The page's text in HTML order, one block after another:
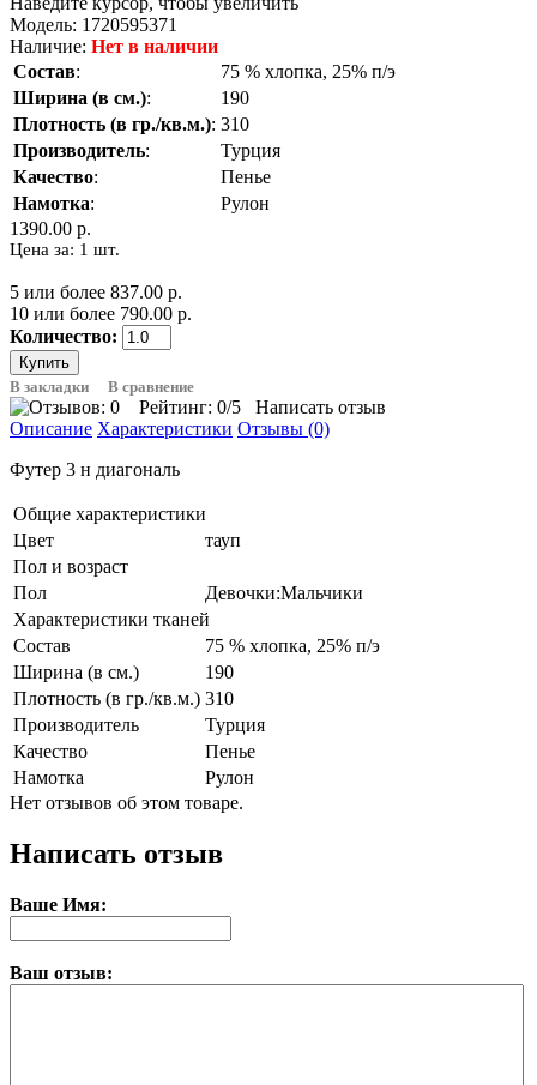
Модель: 1720595371
Наличие: Нет в наличии
Состав:
75 % хлопка, 25% п/э
Ширина (в см.):
190
Плотность (в гр./кв.м.): 310
Производитель:
Турция
Качество:
Пенье
Намотка:
Рулон
1390.00 р.
Цена за: 1 шт.
5 или более 837.00 р.
10 или более 790.00 р.
Количество:
В закладки В сравнение
Рейтинг: 0/5
Написать отзыв
Описание Характеристики Отзывы (0)
Футер 3 н диагональ
Общие характеристики
Цвет
тауп
Пол и возраст
Пол
Девочки:Мальчики
Характеристики тканей
Состав
75 % хлопка, 25% п/э
Ширина (в см.)
190
Плотность (в гр./кв.м.) 310
Производитель
Турция
Качество
Пенье
Намотка
Рулон
Нет отзывов об этом товаре.
Написать отзыв
Ваше Имя:
Ваш отзыв: